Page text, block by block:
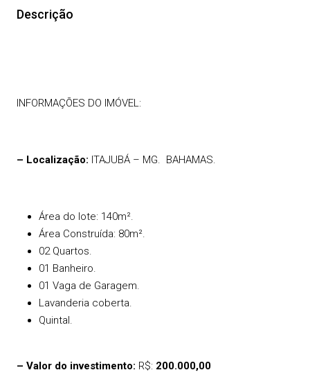
Descrição
INFORMAÇÕES DO IMÓVEL:
– Localização: ITAJUBÁ – MG. BAHAMAS.
Área do lote: 140m².
Área Construída: 80m².
02 Quartos.
01 Banheiro.
01 Vaga de Garagem.
Lavanderia coberta.
Quintal.
– Valor do investimento: R$: 200.000,00